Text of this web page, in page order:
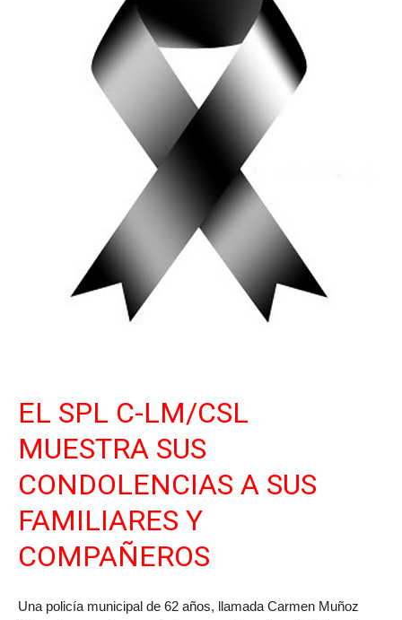
EL SPL C-LM/CSL
MUESTRA SUS
CONDOLENCIAS A SUS
FAMILIARES Y
COMPAÑEROS
Una policía municipal de 62 años, llamada Carmen Muñoz